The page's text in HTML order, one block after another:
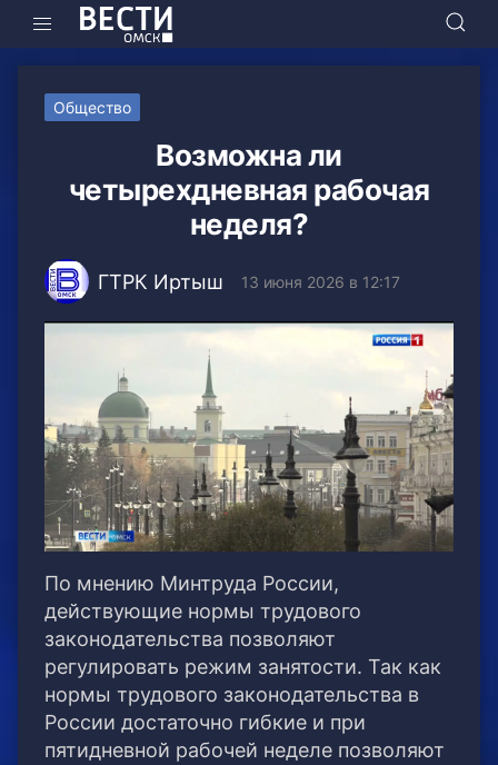
Общество
Возможна ли
четырехдневная рабочая
неделя?
ГТРК Иртыш 13 июня 2026 в 12:17
По мнению Минтруда России,
действующие нормы трудового
законодательства позволяют
регулировать режим занятости. Так как
нормы трудового законодательства в
России достаточно гибкие и при
пятидневной рабочей неделе позволяют